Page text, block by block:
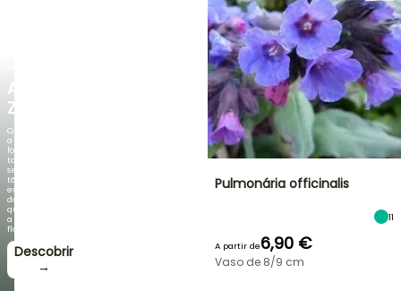
AGAPANTHUS
ZAMBEZI
Quando
a
folhagem
torna-
se
tão
espetacular
do
que
a
floração!
Descobrir
→
Pulmonária officinalis
11
A partir de6,90 €
Vaso de 8/9 cm